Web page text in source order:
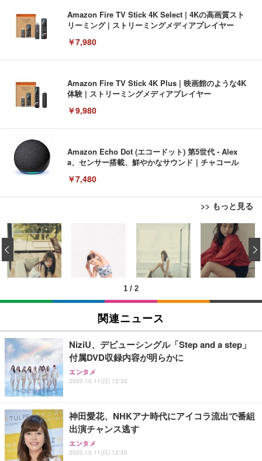
Amazon Fire TV Stick 4K Select | 4Kの高画質スト
リーミング | ストリーミングメディアプレイヤー
￥7,980
Amazon Fire TV Stick 4K Plus | 映画館のような4K
体験 | ストリーミングメディアプレイヤー
￥9,980
Amazon Echo Dot (エコードット) 第5世代 - Alex
a、センサー搭載、鮮やかなサウンド｜チャコール
￥7,480
>> もっと見る
[EdoErgo] オフィスチェア 椅子 テレワーク 疲れな
い 跳ね上げ式アームレスト コンパクト 約105度ロッ
キング pc 事務椅子 360度回転 座面昇降 強化ナイロ
ン樹脂ベース 通気性メッシュ 在宅ワーク H-WY01
(黒網+黒枠+黒足)
￥5,699
SIHOO B100 オフィスチェア／デスクチェア メッシ
ュチェア 人間工学 疲れない ブラック
￥27,999
Sezlife オフィスチェア デスクチェア 疲れない テレ
ワーク チェア 強化バックレスト 30度ロッキング機
能 人間工学 椅子 腰サポート 90度跳ね上げ式アーム
務用 おしゃれ パソコンチェア (ブラック)
Sezlife オフィスチェア デスクチェア 疲れない テレ
ワーク チェア 強化バックレスト 30度ロッキング機
能 人間工学 椅子 腰サポート 90度跳ね上げ式アーム
EIZO ビジネス向けプレミアムモニター | FlexScan
EV3240X-WT | 31.5型4K UHD・USB Type-C・ホワ
￥105,595
EIZO ビジネス向けプレミアムモニター | FlexScan
￥109,572
【純正品】27"ゲーミングモニター DualSense 充電
フック付き（CFI-ZDM1J）
【整備済み品】Dell E2724HS 27インチ 液晶モニタ
ー フルHD（1920×1080）VA 非光沢 HDMI/DisplayP
ort/VGA スピーカー内蔵 高さ調整 スイベル VESA対
Amazonベーシック ペットシーツ 薄型 レギュラー 1
￥3,373
Amazonベーシック ペットシーツ 厚型 ワイド 42枚
x2袋(84枚) ホワイト(吸収面:ライトブルー)
￥3,234
ネオ・ルーライフ ネオ・オムツ L 中型犬用 26枚入
り 単品
Smart Basic(スマートベーシック) 【Amazon.co.jp
限定】 Smart Basic アイリスオーヤマ ペットシーツ
超厚型 お徳用 ワイド 100枚入 (x 1) (ケース販売)
1 / 2
‹
関連ニュース
NiziU、デビューシングル「Step and a step」
付属DVD収録内容が明らかに
エンタメ
2020.10.11(日) 12:32
神田愛花、NHKアナ時代にアイコラ流出で番組
出演チャンス逃す
エンタメ
2020.10.11(日) 12:30